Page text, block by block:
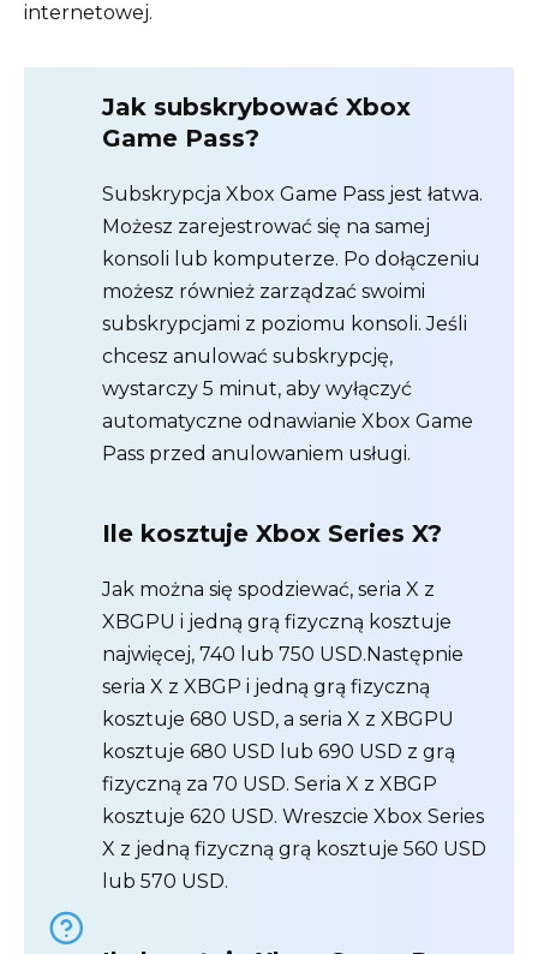
internetowej.
Jak subskrybować Xbox
Game Pass?
Subskrypcja Xbox Game Pass jest łatwa.
Możesz zarejestrować się na samej
konsoli lub komputerze. Po dołączeniu
możesz również zarządzać swoimi
subskrypcjami z poziomu konsoli. Jeśli
chcesz anulować subskrypcję,
wystarczy 5 minut, aby wyłączyć
automatyczne odnawianie Xbox Game
Pass przed anulowaniem usługi.
Ile kosztuje Xbox Series X?
Jak można się spodziewać, seria X z
XBGPU i jedną grą fizyczną kosztuje
najwięcej, 740 lub 750 USD.Następnie
seria X z XBGP i jedną grą fizyczną
kosztuje 680 USD, a seria X z XBGPU
kosztuje 680 USD lub 690 USD z grą
fizyczną za 70 USD. Seria X z XBGP
kosztuje 620 USD. Wreszcie Xbox Series
X z jedną fizyczną grą kosztuje 560 USD
lub 570 USD.